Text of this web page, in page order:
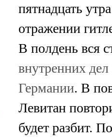
пятнадцать
отражении
В полдень вся
внутренних
Германии. В
Левитан
будет разбит.